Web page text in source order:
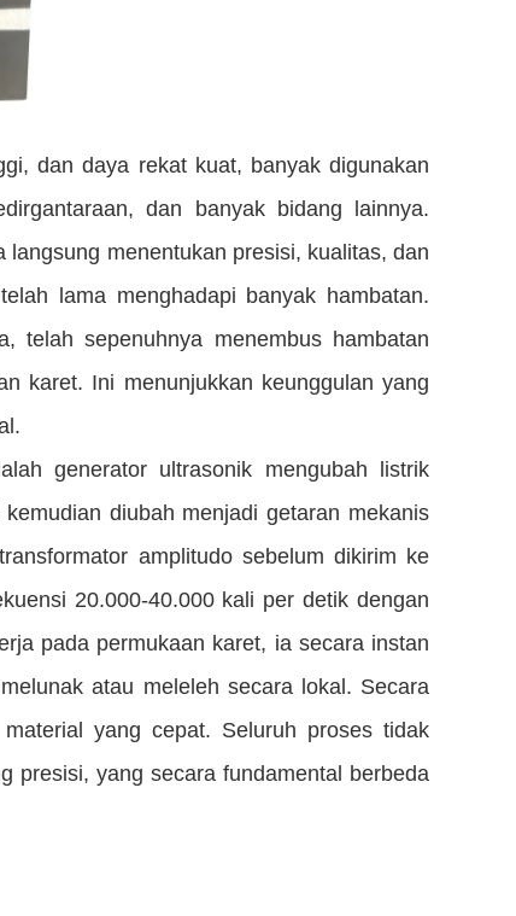
dan daya rekat kuat, banyak digunakan
dan banyak bidang lainnya.
menentukan presisi, kualitas, dan
lama menghadapi banyak hambatan.
telah sepenuhnya menembus hambatan
karet. Ini menunjukkan keunggulan yang
generator ultrasonik mengubah listrik
diubah menjadi getaran mekanis
amplitudo sebelum dikirim ke
20.000-40.000 kali per detik dengan
pada permukaan karet, ia secara instan
atau meleleh secara lokal. Secara
yang cepat. Seluruh proses tidak
presisi, yang secara fundamental berbeda